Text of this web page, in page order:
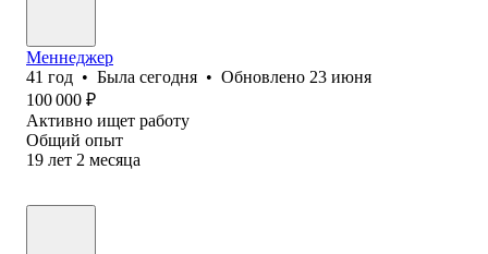
Меннеджер
41 год • Была сегодня • Обновлено 23 июня
100 000 ₽
Активно ищет работу
Общий опыт
19 лет 2 месяца